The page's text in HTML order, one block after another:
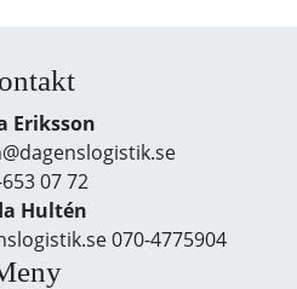
Eriksson
07 72
Hultén
070-4775904